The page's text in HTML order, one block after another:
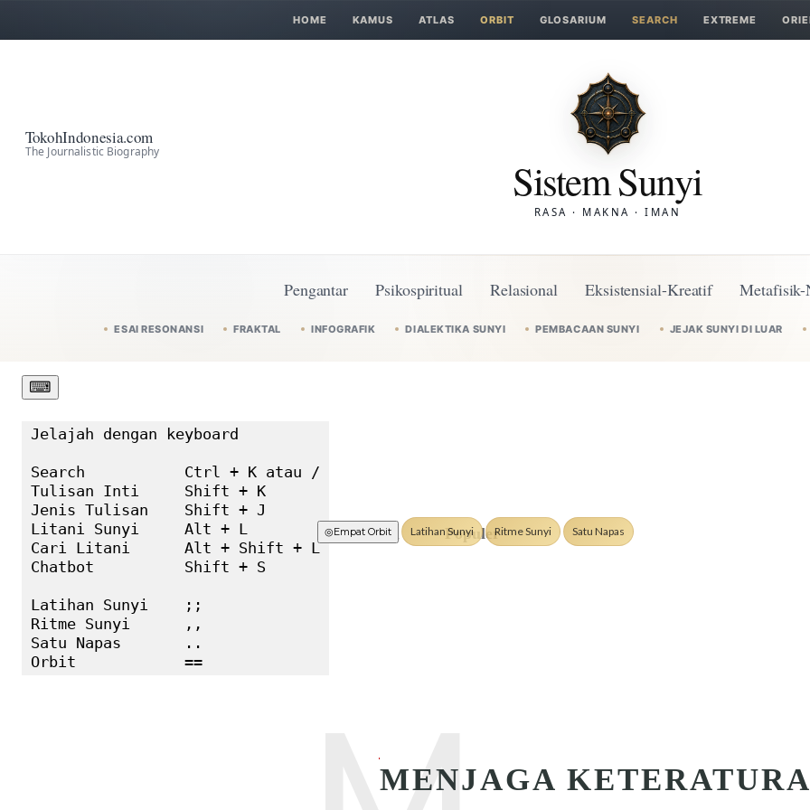
HOME KAMUS ATLAS ORBIT GLOSARIUM SEARCH EXTREME
TokohIndonesia.com
The Journalistic Biography
Sistem Sunyi
RASA · MAKNA · IMAN
Pengantar Psikospiritual Relasional Eksistensial-Kreatif
ESAI RESONANSI FRAKTAL INFOGRAFIK DIALEKTIKA SUNYI PEMBACAAN SUNYI JEJAK SUNYI DI LUAR
⌨︎
Jelajah dengan keyboard
Search           Ctrl + K atau /
Tulisan Inti     Shift + K
Jenis Tulisan    Shift + J
Litani Sunyi     Alt + L
Cari Litani      Alt + Shift + L
Chatbot          Shift + S
Latihan Sunyi    ;;
Ritme Sunyi      ,,
Satu Napas       ..
Orbit            ==
Terbaru Populer
◎Empat Orbit Latihan Sunyi Ritme Sunyi Satu Napas
MENJAGA